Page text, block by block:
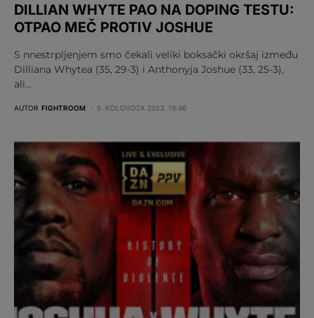
DILLIAN WHYTE PAO NA DOPING TESTU:
OTPAO MEČ PROTIV JOSHUE
S nnestrpljenjem smo čekali veliki boksački okršaj između
Dilliana Whytea (35, 29-3) i Anthonyja Joshue (33, 25-3),
ali…
AUTOR FIGHTROOM 5. KOLOVOZA 2023. 19:46